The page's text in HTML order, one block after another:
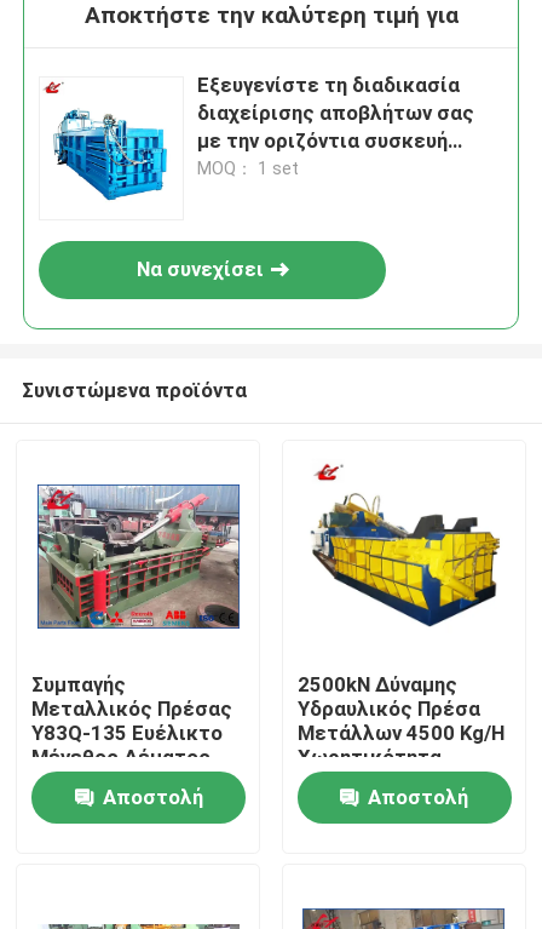
Σπίτι
Σχετικά με εμάς
Αποκτήστε την καλύτερη τιμή για
Εξευγενίστε τη διαδικασία
διαχείρισης αποβλήτων σας
με την οριζόντια συσκευή
βαλεντών
MOQ： 1 set
Να συνεχίσει
Συνιστώμενα προϊόντα
Συμπαγής
Μεταλλικός Πρέσας
Y83Q-135 Ευέλικτο
Μέγεθος Δέματος
Εξοικονόμηση Χώρου
Σχεδιασμός Χαμηλή
Κατανάλωση
Αποστολή
2500kN Δύναμης
Υδραυλικός Πρέσα
Μετάλλων 4500 Kg/H
Χωρητικότητα
Υψηλής Πυκνότητας
ΠαραγωγήΑποστολή